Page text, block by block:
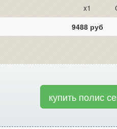
x1
9488 руб
купить полис